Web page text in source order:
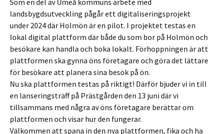
Som en del av Umeå kommuns arbete med
landsbygdsutveckling pågår ett digitaliseringsprojekt
under 2024 där Holmön är en pilot. I projektet testas en
lokal digital plattform där både du som bor på Holmön och
besökare kan handla och boka lokalt. Förhoppningen är att
plattformen ska gynna öns företagare och göra det lättare
för besökare att planera sina besök på ön.
Nu ska plattformen testas på riktigt! Därför bjuder vi in till
en lanseringsträff på Prästgården den 13 juni där vi
tillsammans med några av öns företagare berättar om
plattformen och visar hur den fungerar.
Välkommen att spana in den nya plattformen, fika och ha